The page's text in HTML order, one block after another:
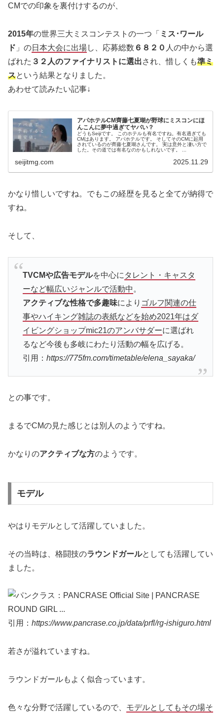
CMでの印象を裏付けするのが、
2015年の世界三大ミスコンテストの一つ「 ミス･ワール
ド 」の日本大会に出場し、応募総数 ６８２０ 人の中から選
ばれた ３２人のファイナリストに選出され、惜しくも準ミ
スという結果となりました。
あわせて読みたい記事↓
アパホテルCM齊藤七夏瑚が野球にミスコンにほ
んこんに夢中過ぎてヤバい？
どうもSeijiです。 このホテルも有名ですね。有名過ぎても
CMはあります。 アパホテルです。 そしてそのCMに起用
されているのが齊藤七夏瑚さんです。 実は意外と凄い方で
した。その道では有名なのかもしれないです。 ...
seijitmg.com 2025.11.29
かなり惜しいですね。でもこの経歴を見ると全てが納得で
すね。
そして、
TVCMや広告モデルを中心に タレント・キャスタ
ーなど幅広いジャンルで活動中 。
アクティブな性格で多趣味により ゴルフ関連の仕
事やハイキング雑誌の表紙などを始め2021年はダ
イビングショップmic21のアンバサダーに選ばれ
るなど今後も多岐にわたり活動の幅を広げる。
引用： https://775fm.com/timetable/elena_sayaka/
との事です。
まるでCMの見た感じとは別人のようですね。
かなりのアクティブな方のようです。
モデル
やはりモデルとして活躍していました。
その当時は、格闘技のラウンドガールとしても活躍してい
ました。
引用： https://www.pancrase.co.jp/data/prfl/rg-ishiguro.html
若さが溢れていますね。
ラウンドガールもよく似合っています。
色々な分野で活躍しているので、 モデルとしてもその場そ